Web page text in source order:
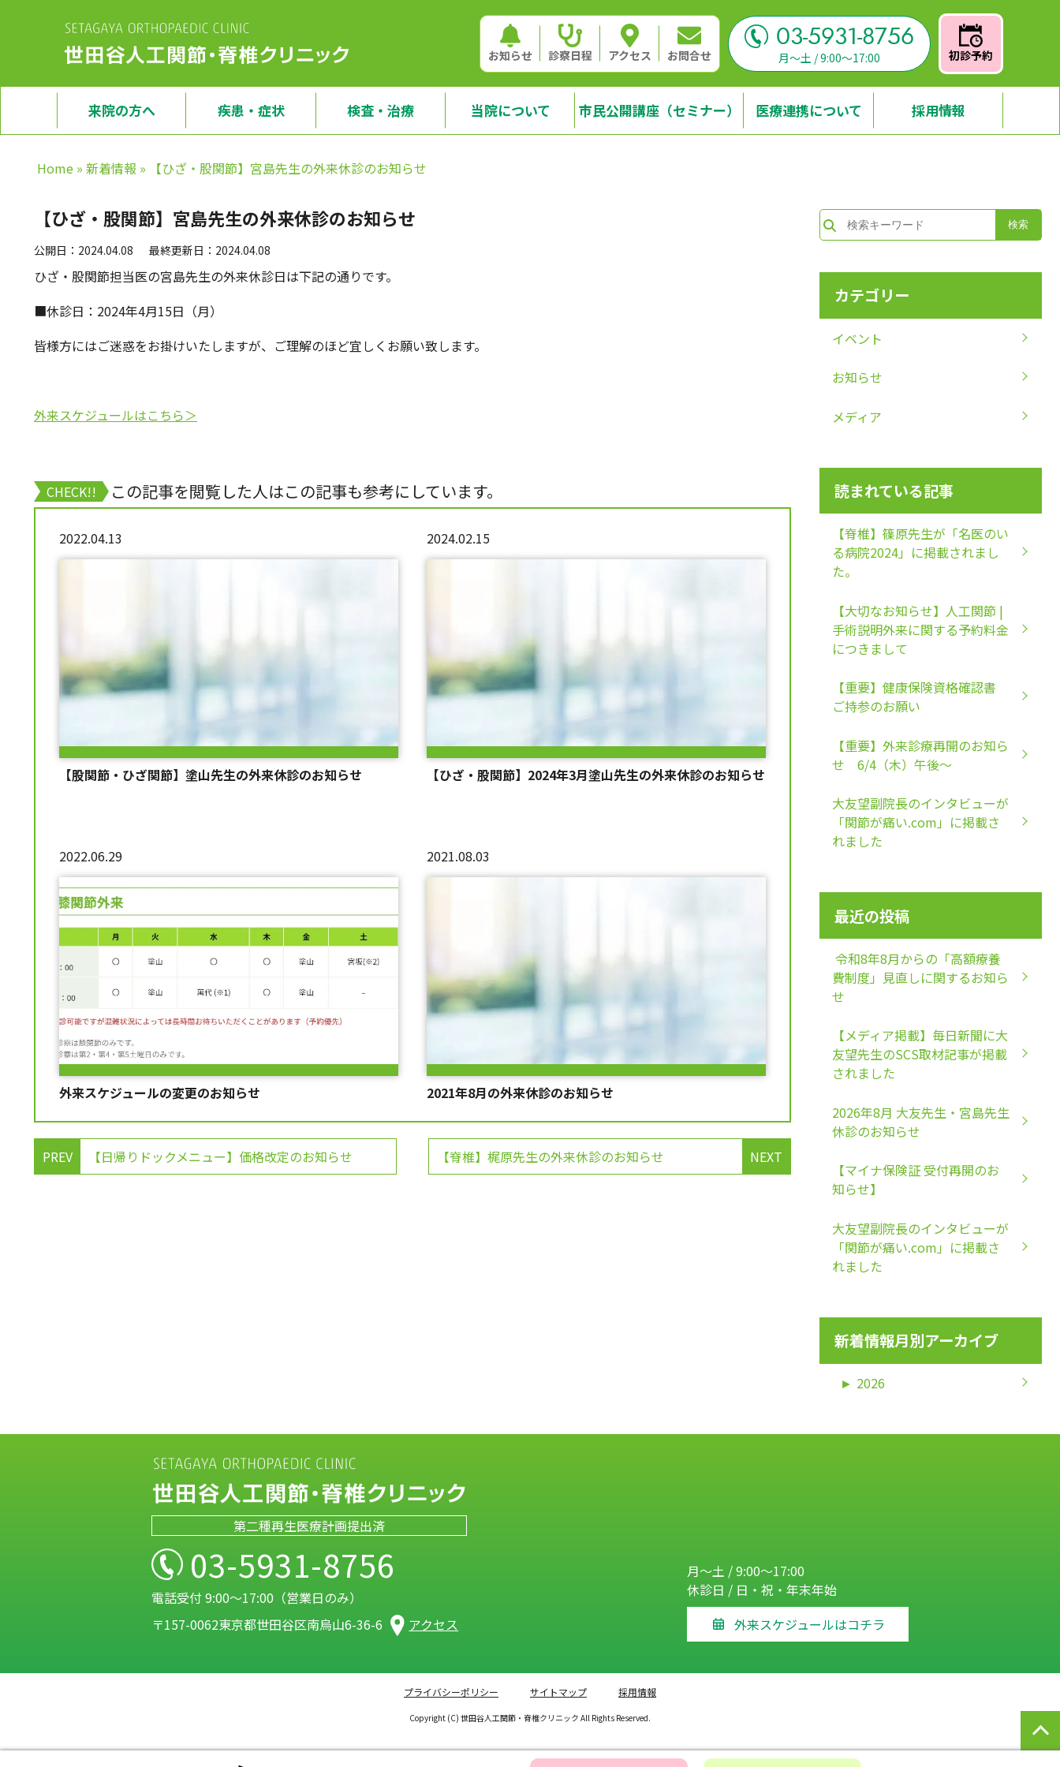
03-5931-8756
月～土 / 9:00～17:00 初診予約
お知らせ 診察日程 アクセス お問合せ
来院の方へ 疾患・症状 検査・治療 当院について 市民公開講座（セミナー） 医療連携について 採用情報
Home » 新着情報 » 【ひざ・股関節】宮島先生の外来休診のお知らせ
【ひざ・股関節】宮島先生の外来休診のお知らせ
公開日：2024.04.08 最終更新日：2024.04.08
ひざ・股関節担当医の宮島先生の外来休診日は下記の通りです。
■休診日：2024年4月15日（月）
皆様方にはご迷惑をお掛けいたしますが、ご理解のほど宜しくお願い致します。
外来スケジュールはこちら＞
CHECK!! この記事を閲覧した人はこの記事も参考にしています。
2022.04.13
【股関節・ひざ関節】塗山先生の外来休診のお知らせ
2024.02.15
【ひざ・股関節】2024年3月塗山先生の外来休診のお知らせ
2022.06.29
外来スケジュールの変更のお知らせ
2021.08.03
2021年8月の外来休診のお知らせ
PREV 【日帰りドックメニュー】価格改定のお知らせ NEXT
【脊椎】梶原先生の外来休診のお知らせ
カテゴリー
イベント
お知らせ
メディア
読まれている記事
【脊椎】篠原先生が「名医のい
る病院2024」に掲載されまし
た。
【大切なお知らせ】人工関節 |
手術説明外来に関する予約料金
につきまして
【重要】健康保険資格確認書
ご持参のお願い
【重要】外来診療再開のお知ら
せ 6/4（木）午後～
大友望副院長のインタビューが
「関節が痛い.com」に掲載さ
れました
最近の投稿
令和8年8月からの「高額療養
費制度」見直しに関するお知ら
せ
【メディア掲載】毎日新聞に大
友望先生のSCS取材記事が掲載
されました
2026年8月 大友先生・宮島先生
休診のお知らせ
【マイナ保険証 受付再開のお
知らせ】
大友望副院長のインタビューが
「関節が痛い.com」に掲載さ
れました
新着情報月別アーカイブ
► 2026
第二種再生医療計画提出済
03-5931-8756
電話受付 9:00～17:00（営業日のみ）
〒157-0062東京都世田谷区南烏山6-36-6
アクセス
月～土 / 9:00～17:00
休診日 / 日・祝・年末年始
外来スケジュールはコチラ
プライバシーポリシー サイトマップ 採用情報
Copyright (C) 世田谷人工関節・脊椎クリニック All Rights Reserved.